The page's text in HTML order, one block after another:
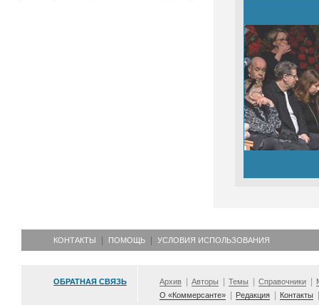
КОНТАКТЫ ПОМОЩЬ УСЛОВИЯ ИСПОЛЬЗОВАНИЯ
ОБРАТНАЯ СВЯЗЬ Архив Авторы Темы Справочники
О «Коммерсанте»
Редакция Контакты